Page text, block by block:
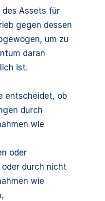
Assets für
gegen dessen
um zu
daran
ist.
entscheidet, ob
durch
wie
oder
oder durch nicht
wie